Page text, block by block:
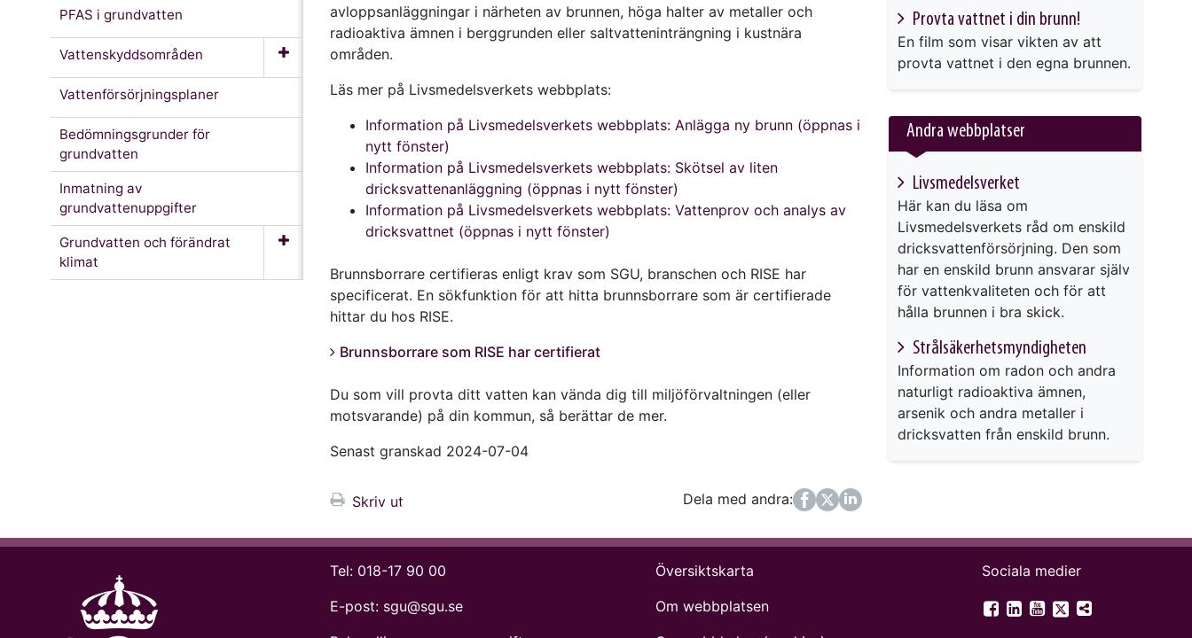
PFAS i grundvatten
Vattenskyddsområden
Vattenförsörjningsplaner
Bedömningsgrunder för
grundvatten
Inmatning av
grundvattenuppgifter
Grundvatten och förändrat
klimat
avloppsanläggningar i närheten av brunnen, höga halter av metaller och
radioaktiva ämnen i berggrunden eller saltvatteninträngning i kustnära
områden.
Läs mer på Livsmedelsverkets webbplats:
Information på Livsmedelsverkets webbplats: Anlägga ny brunn (öppnas i
nytt fönster)
Information på Livsmedelsverkets webbplats: Skötsel av liten
dricksvattenanläggning (öppnas i nytt fönster)
Information på Livsmedelsverkets webbplats: Vattenprov och analys av
dricksvattnet (öppnas i nytt fönster)
Brunnsborrare certifieras enligt krav som SGU, branschen och RISE har
specificerat. En sökfunktion för att hitta brunnsborrare som är certifierade
hittar du hos RISE.
Brunnsborrare som RISE har certifierat
Du som vill provta ditt vatten kan vända dig till miljöförvaltningen (eller
motsvarande) på din kommun, så berättar de mer.
Senast granskad 2024-07-04
Skriv ut Dela med andra:
FacebookTwitter
LinkedIn
Provta vattnet i din brunn!
En film som visar vikten av att
provta vattnet i den egna brunnen.
Andra webbplatser
Livsmedelsverket
Här kan du läsa om
Livsmedelsverkets råd om enskild
dricksvattenförsörjning. Den som
har en enskild brunn ansvarar själv
för vattenkvaliteten och för att
hålla brunnen i bra skick.
Strålsäkerhetsmyndigheten
Information om radon och andra
naturligt radioaktiva ämnen,
arsenik och andra metaller i
dricksvatten från enskild brunn.
Tel: 018-17 90 00
E-post: sgu@sgu.se
Översiktskarta
Om webbplatsen
Sociala medier
SGU på Facebook
SGU på LinkedIn
SGU på YouTube
SGU på Twitter
Fler digitala